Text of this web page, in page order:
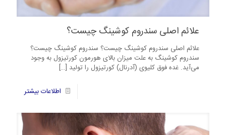
علائم اصلی سندروم کوشینگ چیست؟
علائم اصلی سندروم کوشینگ چیست؟ سندروم کوشینگ چیست؟
سندروم کوشینگ به علت میزان بالای هورمون کورتیزول به وجود
می‌آید. غده فوق کلیوی (آدرنال) کورتیزول را تولید […]
اطلاعات بیشتر